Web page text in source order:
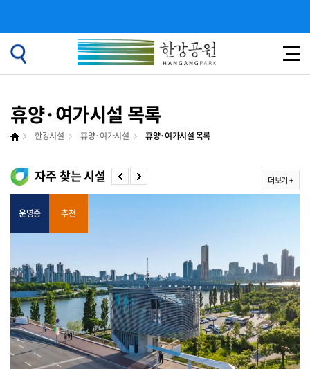
휴양·여가시설 목록
한강시설 휴양·여가시설 휴양·여가시설 목록
자주 찾는 시설
운영중 추천
더보기 +